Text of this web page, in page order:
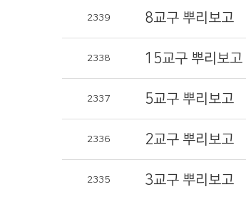
2339 8교구 뿌리보고
2338 15교구 뿌리보고
2337 5교구 뿌리보고
2336 2교구 뿌리보고
2335 3교구 뿌리보고